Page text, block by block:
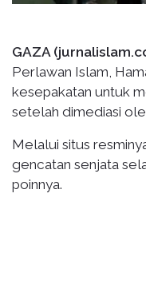
GAZA
Perlawan Islam,
kesepakatan untuk
setelah dimediasi
Melalui situs
gencatan senjata
poinnya.